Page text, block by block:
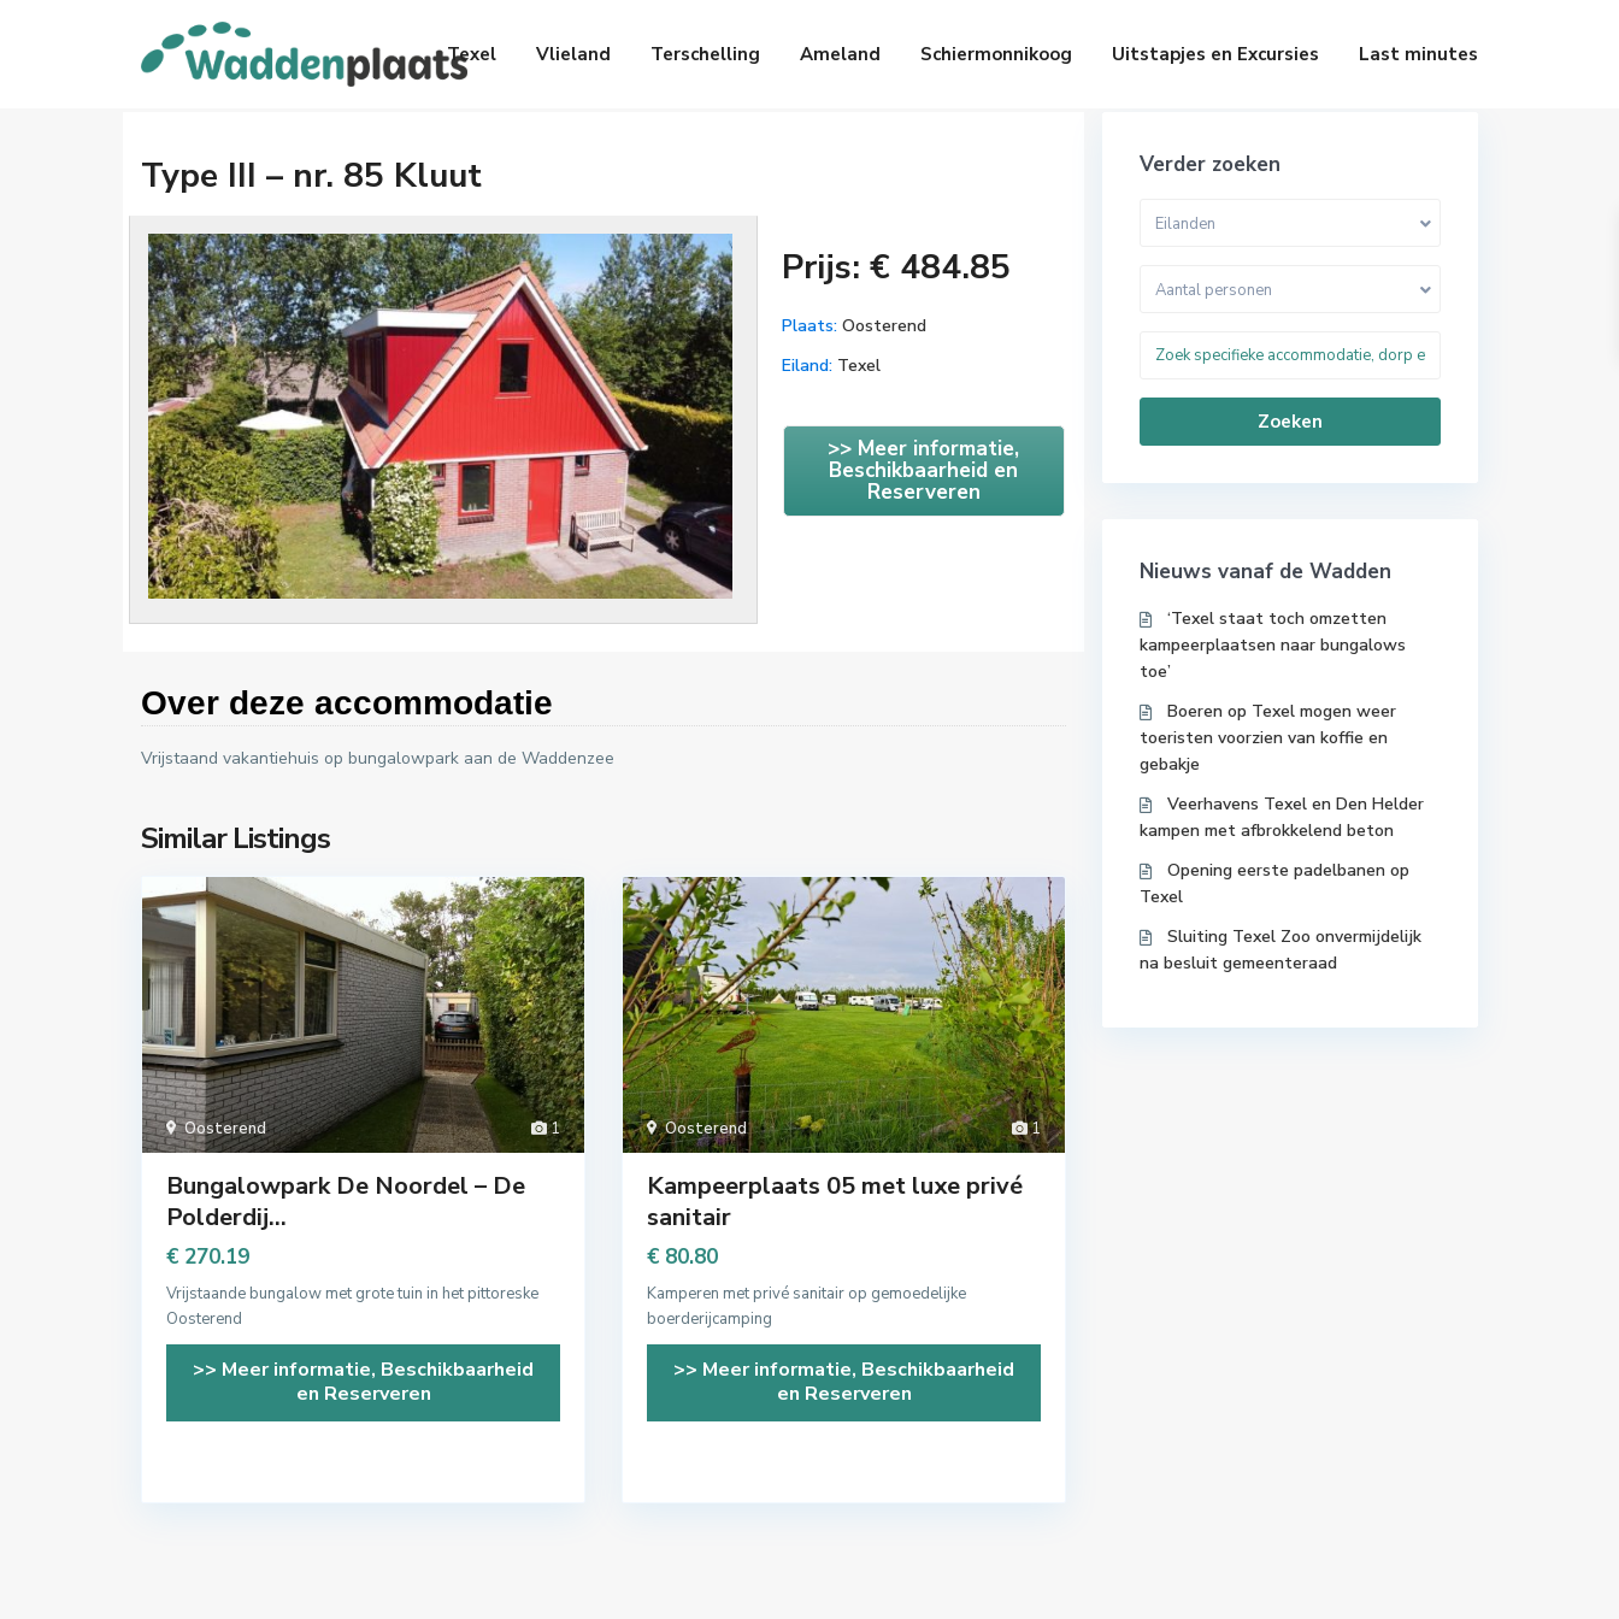
Texel Vlieland Terschelling Ameland Schiermonnikoog Uitstapjes en Excursies Last minutes
Type III – nr. 85 Kluut
Prijs: € 484.85
Plaats: Oosterend
Eiland: Texel
>> Meer informatie,
Beschikbaarheid en
Reserveren
Over deze accommodatie
Vrijstaand vakantiehuis op bungalowpark aan de Waddenzee
Similar Listings
1
Oosterend
Bungalowpark De Noordel – De
Polderdij...
€ 270.19
Vrijstaande bungalow met grote tuin in het pittoreske
Oosterend
>> Meer informatie, Beschikbaarheid
en Reserveren
1
Oosterend
Kampeerplaats 05 met luxe privé
sanitair
€ 80.80
Kamperen met privé sanitair op gemoedelijke
boerderijcamping
>> Meer informatie, Beschikbaarheid
en Reserveren
Verder zoeken
Eilanden
Aantal personen
Zoeken
Nieuws vanaf de Wadden
‘Texel staat toch omzetten
kampeerplaatsen naar bungalows
toe’
Boeren op Texel mogen weer
toeristen voorzien van koffie en
gebakje
Veerhavens Texel en Den Helder
kampen met afbrokkelend beton
Opening eerste padelbanen op
Texel
Sluiting Texel Zoo onvermijdelijk
na besluit gemeenteraad